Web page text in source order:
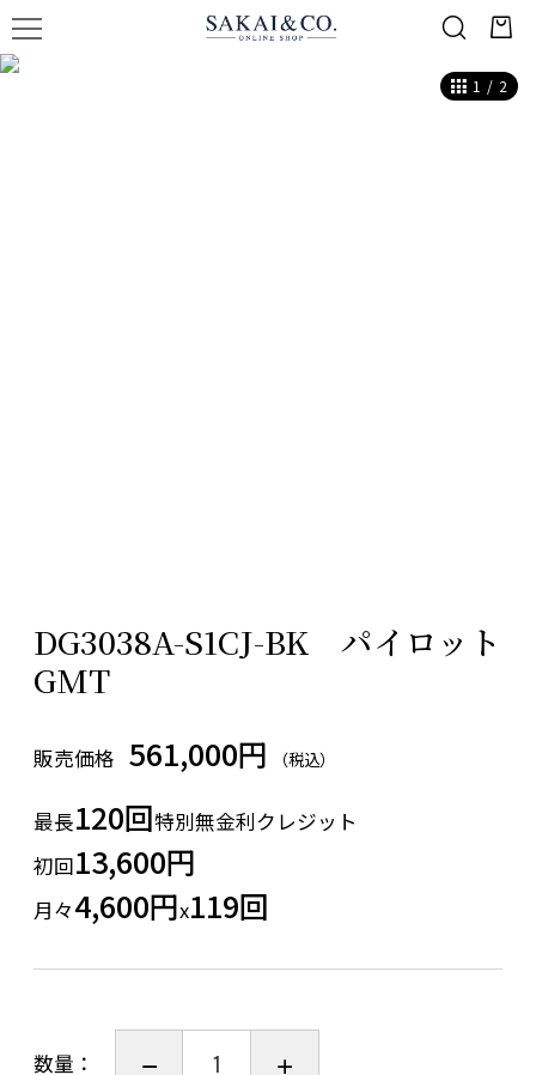
1 / 2
DG3038A-S1CJ-BK パイロット
GMT
販売価格 561,000円 （税込）
最長120回特別無金利クレジット
初回13,600円
月々4,600円x119回
数量：